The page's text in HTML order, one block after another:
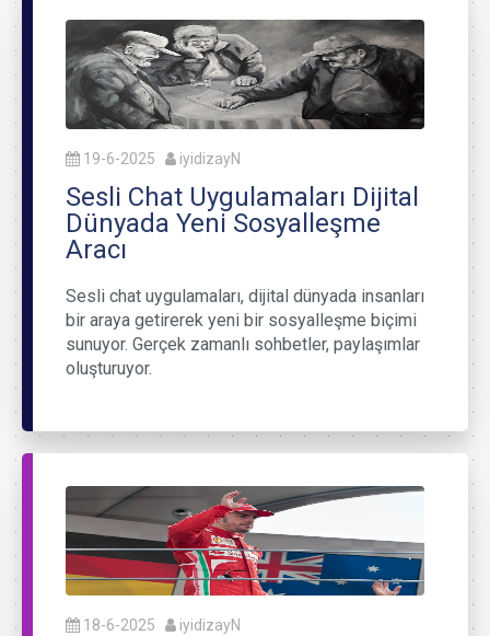
19-6-2025 iyidizayN
Sesli Chat Uygulamaları Dijital
Dünyada Yeni Sosyalleşme
Aracı
Sesli chat uygulamaları, dijital dünyada insanları
bir araya getirerek yeni bir sosyalleşme biçimi
sunuyor. Gerçek zamanlı sohbetler, paylaşımlar
oluşturuyor.
18-6-2025 iyidizayN